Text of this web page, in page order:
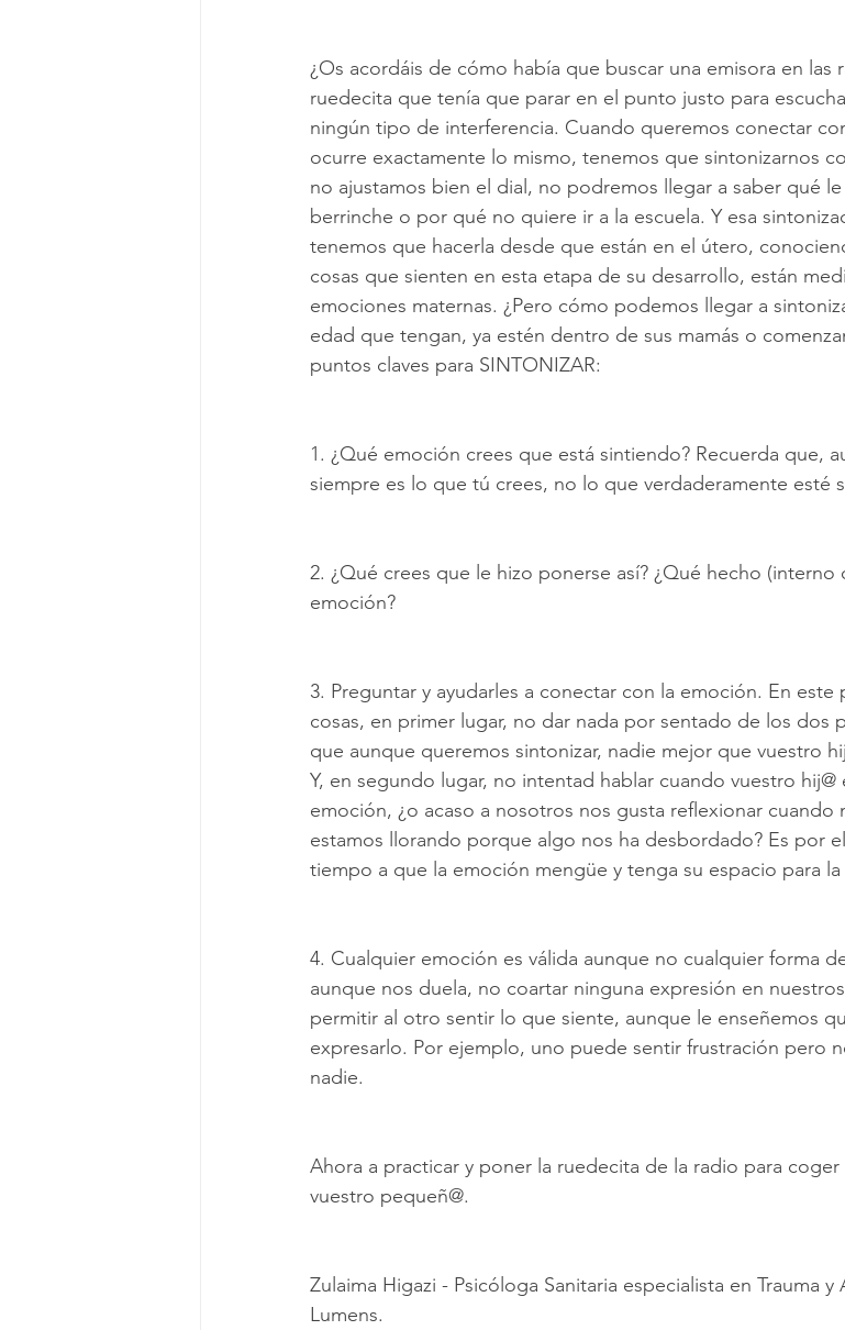
¿Os acordáis de cómo había que buscar una emisora en las
ruedecita que tenía que parar en el punto justo para
ningún tipo de interferencia. Cuando queremos conectar
ocurre exactamente lo mismo, tenemos que sintonizarnos
no ajustamos bien el dial, no podremos llegar a saber qué
berrinche o por qué no quiere ir a la escuela. Y esa
tenemos que hacerla desde que están en el útero,
cosas que sienten en esta etapa de su desarrollo, están
emociones maternas. ¿Pero cómo podemos llegar a
edad que tengan, ya estén dentro de sus mamás o
puntos claves para SINTONIZAR:
1. ¿Qué emoción crees que está sintiendo? Recuerda que,
siempre es lo que tú crees, no lo que verdaderamente esté
2. ¿Qué crees que le hizo ponerse así? ¿Qué hecho
emoción?
3. Preguntar y ayudarles a conectar con la emoción. En
cosas, en primer lugar, no dar nada por sentado de los dos
que aunque queremos sintonizar, nadie mejor que vuestro
Y, en segundo lugar, no intentad hablar cuando vuestro hij@
emoción, ¿o acaso a nosotros nos gusta reflexionar cuando
estamos llorando porque algo nos ha desbordado? Es por
tiempo a que la emoción mengüe y tenga su espacio para
4. Cualquier emoción es válida aunque no cualquier forma
aunque nos duela, no coartar ninguna expresión en
permitir al otro sentir lo que siente, aunque le enseñemos
expresarlo. Por ejemplo, uno puede sentir frustración pero
nadie.
Ahora a practicar y poner la ruedecita de la radio para
vuestro pequeñ@.
Zulaima Higazi - Psicóloga Sanitaria especialista en Trauma
Lumens.